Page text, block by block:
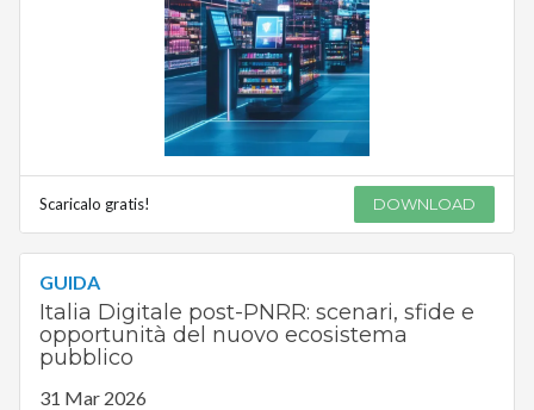
Scaricalo gratis! DOWNLOAD
GUIDA
Italia Digitale post-PNRR: scenari, sfide e
opportunità del nuovo ecosistema
pubblico
31 Mar 2026